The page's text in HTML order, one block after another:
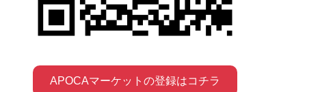
APOCAマーケットの登録はコチラ